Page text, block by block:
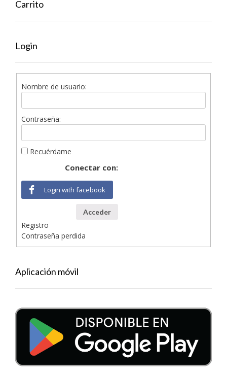
Carrito
Login
Nombre de usuario:
Contraseña:
Recuérdame
Conectar con:
Login with facebook
Acceder
Registro
Contraseña perdida
Aplicación móvil